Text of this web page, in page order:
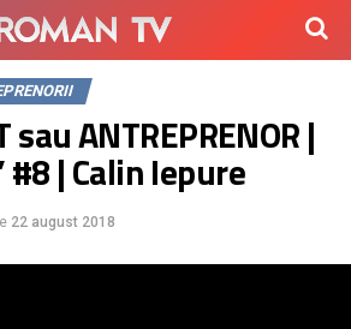
sau ANTREPRENOR |
#8 | Calin Iepure
22 august 2018